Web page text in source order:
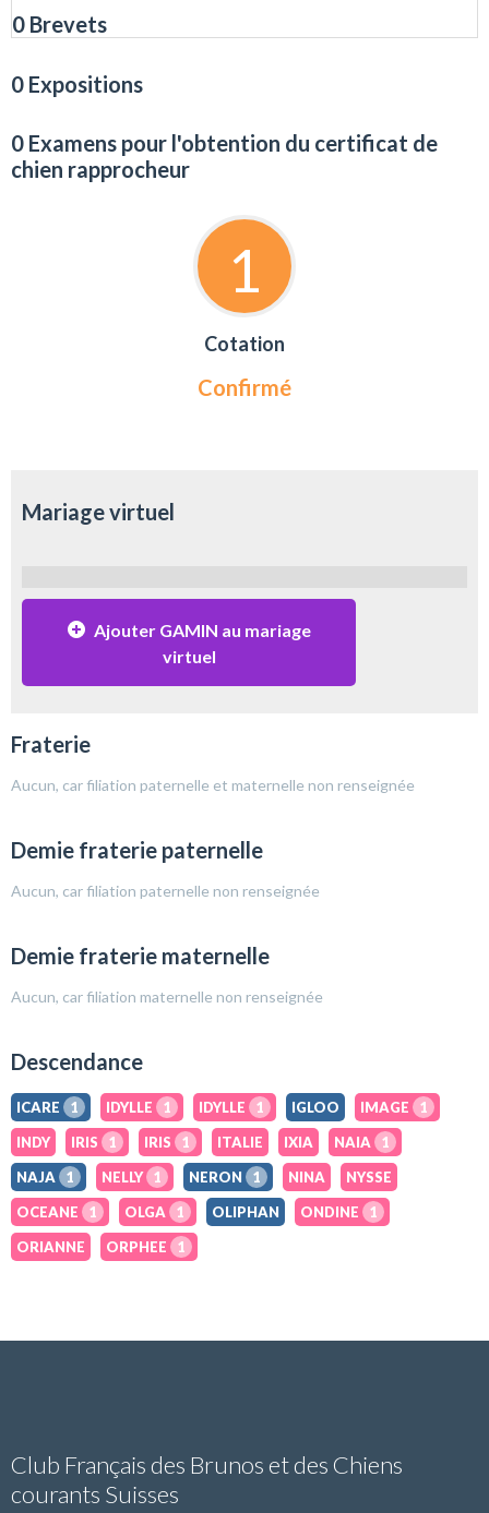
0 Brevets
0 Expositions
0 Examens pour l'obtention du certificat de
chien rapprocheur
1
Cotation
Confirmé
Mariage virtuel
Ajouter GAMIN au mariage
virtuel
Fraterie
Aucun, car filiation paternelle et maternelle non renseignée
Demie fraterie paternelle
Aucun, car filiation paternelle non renseignée
Demie fraterie maternelle
Aucun, car filiation maternelle non renseignée
Descendance
ICARE 1 IDYLLE 1 IDYLLE 1 IGLOO IMAGE
1
INDY
IRIS 1 IRIS 1 ITALIE IXIA NAIA
1
NAJA
1 NELLY 1 NERON 1 NINA
NYSSE
OCEANE
1 OLGA 1 OLIPHAN ONDINE
1
ORIANNE
ORPHEE 1
Club Français des Brunos et des Chiens
courants Suisses